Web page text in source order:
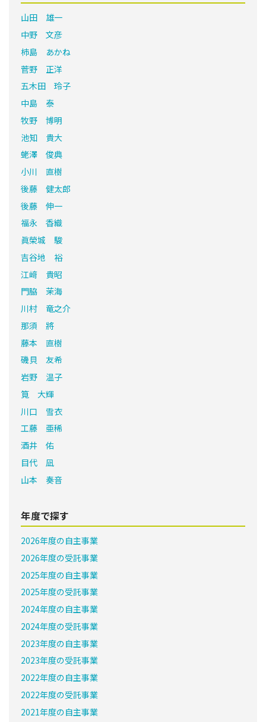
山田 雄一
中野 文彦
柿島 あかね
菅野 正洋
五木田 玲子
中島 泰
牧野 博明
池知 貴大
蛯澤 俊典
小川 直樹
後藤 健太郎
後藤 伸一
福永 香織
眞榮城 駿
吉谷地 裕
江﨑 貴昭
門脇 茉海
川村 竜之介
那須 將
藤本 直樹
磯貝 友希
岩野 温子
筧 大輝
川口 雪衣
工藤 亜稀
酒井 佑
目代 凪
山本 奏音
年度で探す
2026年度の自主事業
2026年度の受託事業
2025年度の自主事業
2025年度の受託事業
2024年度の自主事業
2024年度の受託事業
2023年度の自主事業
2023年度の受託事業
2022年度の自主事業
2022年度の受託事業
2021年度の自主事業